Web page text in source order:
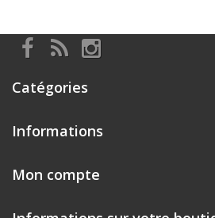
Catégories
Informations
Mon compte